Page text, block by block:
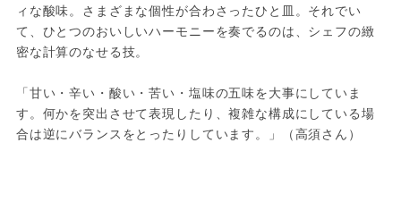
ィな酸味。さまざまな個性が合わさったひと皿。それでい
て、ひとつのおいしいハーモニーを奏でるのは、シェフの緻
密な計算のなせる技。
「甘い・辛い・酸い・苦い・塩味の五味を大事にしていま
す。何かを突出させて表現したり、複雑な構成にしている場
合は逆にバランスをとったりしています。」（高須さん）